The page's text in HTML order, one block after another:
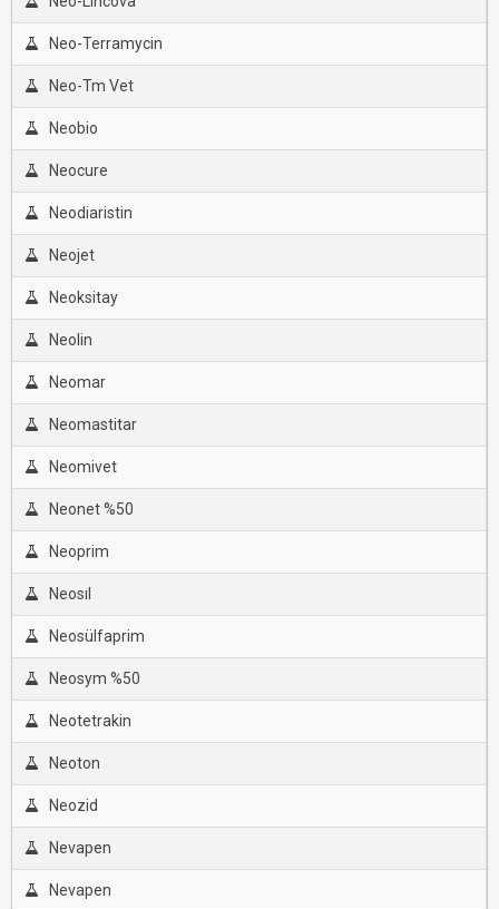
Neo-Terramycin
Neo-Tm Vet
Neobio
Neocure
Neodiaristin
Neojet
Neoksitay
Neolin
Neomar
Neomastitar
Neomivet
Neonet %50
Neoprim
Neosıl
Neosülfaprim
Neosym %50
Neotetrakin
Neoton
Neozid
Nevapen
Nevapen